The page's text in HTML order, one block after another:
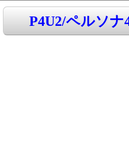
P4U2/ペルソナ